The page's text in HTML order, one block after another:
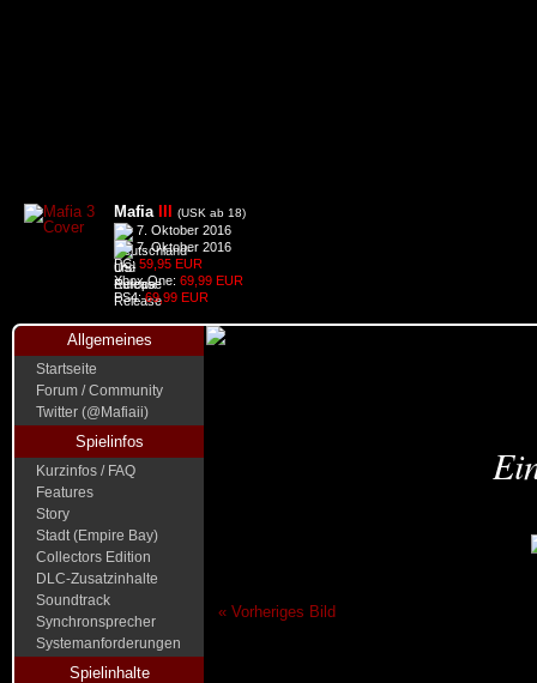
Mafia (USK ab 18)
7. Oktober 2016
7. Oktober 2016
PC: 59,95 EUR
Xbox One: 69,99 EUR
PS4:69,99 EUR
Allgemeines
Startseite
Forum / Community
Twitter (@Mafiaii)
Spielinfos
Kurzinfos / FAQ
Features
Story
Stadt (Empire Bay)
Collectors Edition
DLC-Zusatzinhalte
Soundtrack
Synchronsprecher
Systemanforderungen
Spielinhalte
« Vorheriges Bild